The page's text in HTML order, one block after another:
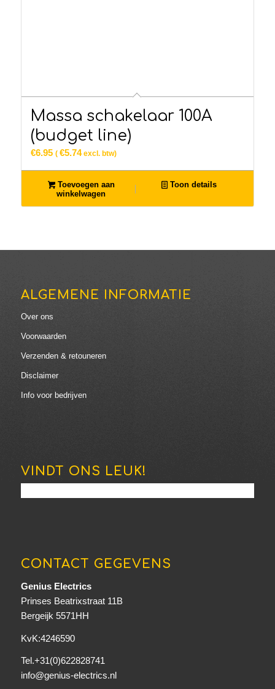
Massa schakelaar 100A
(budget line)
€6.95 ( €5.74excl. btw)
Toevoegen aan
winkelwagen
Toon details
ALGEMENE INFORMATIE
Over ons
Voorwaarden
Verzenden & retouneren
Disclaimer
Info voor bedrijven
VINDT ONS LEUK!
CONTACT GEGEVENS
Genius Electrics
Prinses Beatrixstraat 11B
Bergeijk 5571HH
KvK:4246590
Tel.+31(0)622828741
info@genius-electrics.nl